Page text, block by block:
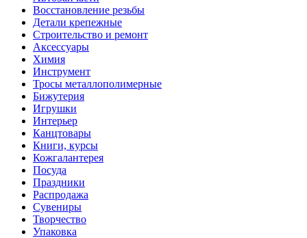
Восстановление резьбы
Детали крепежные
Строительство и ремонт
Аксессуары
Химия
Инструмент
Тросы металлополимерные
Бижутерия
Игрушки
Интерьер
Канцтовары
Книги, курсы
Кожгалантерея
Посуда
Праздники
Распродажа
Сувениры
Творчество
Упаковка